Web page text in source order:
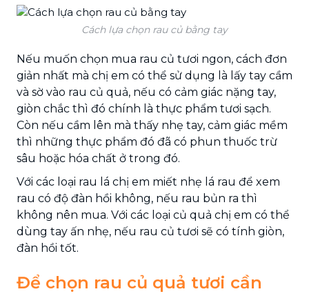
Cách lựa chọn rau củ bằng tay
Nếu muốn chọn mua rau củ tươi ngon, cách đơn
giản nhất mà chị em có thể sử dụng là lấy tay cầm
và sờ vào rau củ quả, nếu có cảm giác nặng tay,
giòn chắc thì đó chính là thực phẩm tươi sạch.
Còn nếu cầm lên mà thấy nhẹ tay, cảm giác mềm
thì những thực phẩm đó đã có phun thuốc trừ
sâu hoặc hóa chất ở trong đó.
Với các loại rau lá chị em miết nhẹ lá rau để xem
rau có độ đàn hồi không, nếu rau bủn ra thì
không nên mua. Với các loại củ quả chị em có thể
dùng tay ấn nhẹ, nếu rau củ tươi sẽ có tính giòn,
đàn hồi tốt.
Để chọn rau củ quả tươi cần